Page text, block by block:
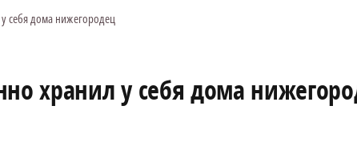
себя дома нижегородец
хранил у себя дома